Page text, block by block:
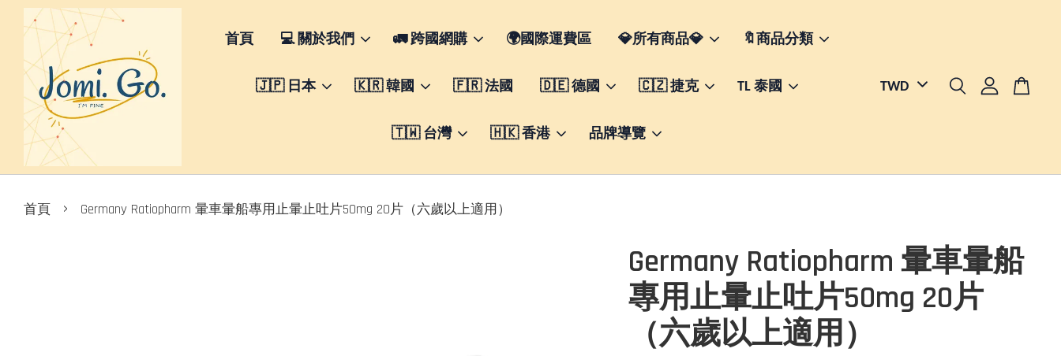
首頁 💻 關於我們 🚛 跨國網購 🌍國際運費區 💎所有商品💎 🔖商品分類
🇯🇵 日本 🇰🇷 韓國 🇫🇷 法國 🇩🇪 德國 🇨🇿 捷克 TL 泰國
🇹🇼 台灣 🇭🇰 香港 品牌導覽
首頁 › Germany Ratiopharm 暈車暈船專用止暈止吐片50mg 20片（六歲以上適用）
Germany Ratiopharm 暈車暈船
專用止暈止吐片50mg 20片
（六歲以上適用）